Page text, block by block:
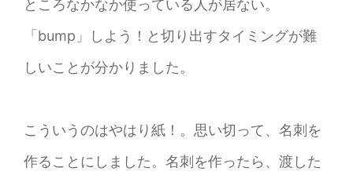
ところなかなか使っている人が居ない。
「bump」しよう！と切り出すタイミングが難
しいことが分かりました。
こういうのはやはり紙！。思い切って、名刺を
作ることにしました。名刺を作ったら、渡した